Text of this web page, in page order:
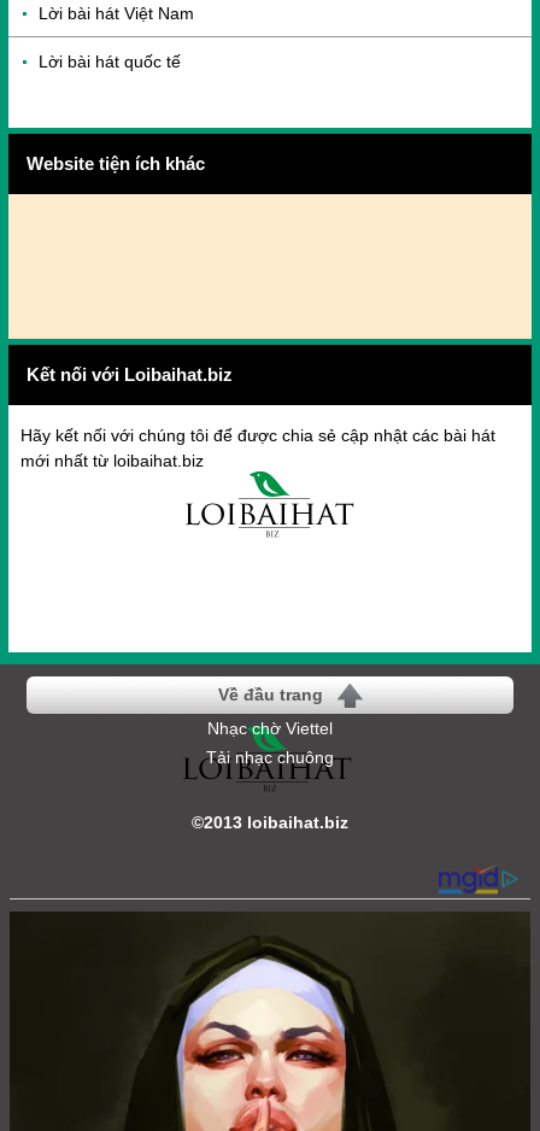
Lời bài hát Việt Nam
Lời bài hát quốc tế
Website tiện ích khác
Kết nối với Loibaihat.biz
Hãy kết nối với chúng tôi để được chia sẻ cập nhật các bài hát
mới nhất từ loibaihat.biz
Về đầu trang
Nhạc chờ Viettel
Tải nhạc chuông
©2013 loibaihat.biz